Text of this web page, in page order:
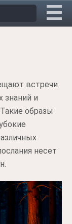
встречи
и
образы
несет